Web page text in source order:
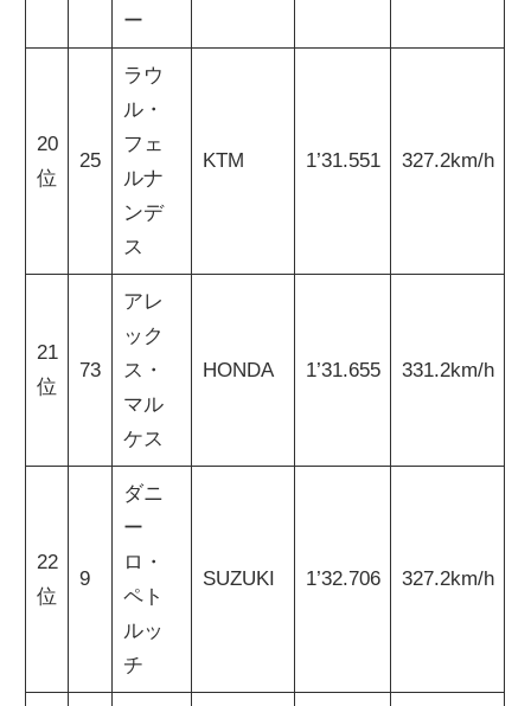
ー
20
位
25
ラウ
ル・
フェ
ルナ
ンデ
ス
KTM 1’31.551 327.2km/h
21
位
73
アレ
ック
ス・
マル
ケス
HONDA 1’31.655 331.2km/h
22
位
9
ダニ
ー
ロ・
ペト
ルッ
チ
SUZUKI 1’32.706 327.2km/h